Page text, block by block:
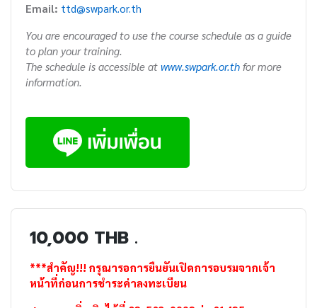
Email: ttd@swpark.or.th
You are encouraged to use the course schedule as a guide
to plan your training.
The schedule is accessible at www.swpark.or.th for more
information.
10,000 THB .
***สำคัญ!!! กรุณารอการยืนยันเปิดการอบรมจากเจ้า
หน้าที่ก่อนการชำระค่าลงทะเบียน